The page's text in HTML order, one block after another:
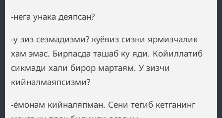
-нега унака деяпсан?
-у зиз сезмадизми? куёвиз сизни ярмизчалик
хам эмас. Бирпасда ташаб ку яди. Койиллатиб
сикмади хали бирор мартаям. У зизчи
кийналмаяпсизми?
-ёмонам кийналяпман. Сени тегиб кетганинг